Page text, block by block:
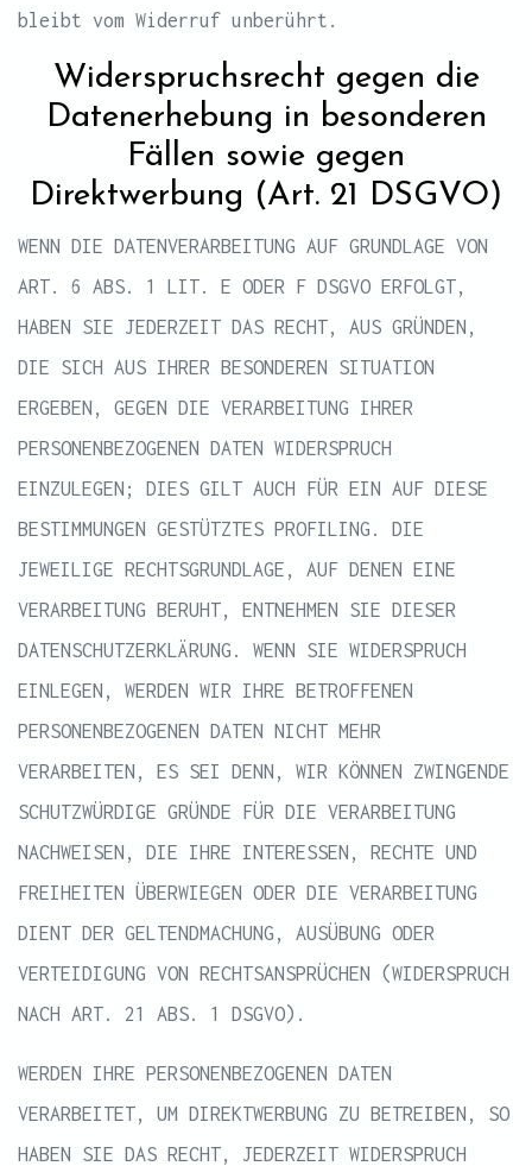
bleibt vom Widerruf unberührt.
Widerspruchsrecht gegen die
Datenerhebung in besonderen
Fällen sowie gegen
Direktwerbung (Art. 21 DSGVO)
WENN DIE DATENVERARBEITUNG AUF GRUNDLAGE VON
ART. 6 ABS. 1 LIT. E ODER F DSGVO ERFOLGT,
HABEN SIE JEDERZEIT DAS RECHT, AUS GRÜNDEN,
DIE SICH AUS IHRER BESONDEREN SITUATION
ERGEBEN, GEGEN DIE VERARBEITUNG IHRER
PERSONENBEZOGENEN DATEN WIDERSPRUCH
EINZULEGEN; DIES GILT AUCH FÜR EIN AUF DIESE
BESTIMMUNGEN GESTÜTZTES PROFILING. DIE
JEWEILIGE RECHTSGRUNDLAGE, AUF DENEN EINE
VERARBEITUNG BERUHT, ENTNEHMEN SIE DIESER
DATENSCHUTZERKLÄRUNG. WENN SIE WIDERSPRUCH
EINLEGEN, WERDEN WIR IHRE BETROFFENEN
PERSONENBEZOGENEN DATEN NICHT MEHR
VERARBEITEN, ES SEI DENN, WIR KÖNNEN ZWINGENDE
SCHUTZWÜRDIGE GRÜNDE FÜR DIE VERARBEITUNG
NACHWEISEN, DIE IHRE INTERESSEN, RECHTE UND
FREIHEITEN ÜBERWIEGEN ODER DIE VERARBEITUNG
DIENT DER GELTENDMACHUNG, AUSÜBUNG ODER
VERTEIDIGUNG VON RECHTSANSPRÜCHEN (WIDERSPRUCH
NACH ART. 21 ABS. 1 DSGVO).
WERDEN IHRE PERSONENBEZOGENEN DATEN
VERARBEITET, UM DIREKTWERBUNG ZU BETREIBEN, SO
HABEN SIE DAS RECHT, JEDERZEIT WIDERSPRUCH